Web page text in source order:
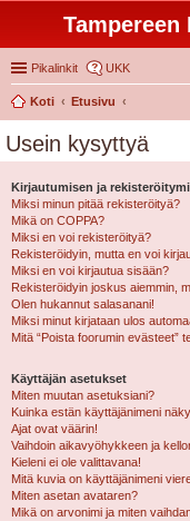
Pikalinkit UKK
Koti
Etusivu
Usein kysyttyä
Kirjautumisen ja
Miksi minun pitää rekisteröityä?
Mikä on COPPA?
Miksi en voi rekisteröityä?
Rekisteröidyin, mutta en voi
Miksi en voi kirjautua sisään?
Rekisteröidyin joskus aiemmin,
Olen hukannut salasanani!
Miksi minut kirjataan ulos
Mitä “Poista foorumin evästeet”
Käyttäjän asetukset
Miten muutan asetuksiani?
Kuinka estän käyttäjänimeni
Ajat ovat väärin!
Vaihdoin aikavyöhykkeen ja
Kieleni ei ole valittavana!
Mitä kuvia on käyttäjänimeni
Miten asetan avataren?
Mikä on arvonimi ja miten